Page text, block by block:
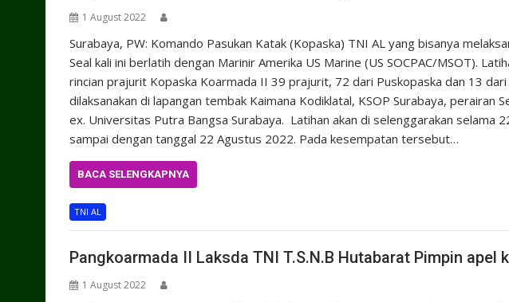
1 August 2022
Surabaya, PW: Komando Pasukan Katak (Kopaska) TNI AL yang bisanya
Seal kali ini berlatih dengan Marinir Amerika US Marine (US SOCPAC/MSOT).
rincian prajurit Kopaska Koarmada II 39 prajurit, 72 dari Puskopaska dan 13 dari
dilaksanakan di lapangan tembak Kaimana Kodiklatal, KSOP Surabaya, perairan
ex. Universitas Putra Bangsa Surabaya. Latihan akan di selenggarakan selama
sampai dengan tanggal 22 Agustus 2022. Pada kesempatan tersebut…
BACA SELENGKAPNYA
TNI AL
Pangkoarmada II Laksda TNI T.S.N.B Hutabarat Pimpin apel
1 August 2022